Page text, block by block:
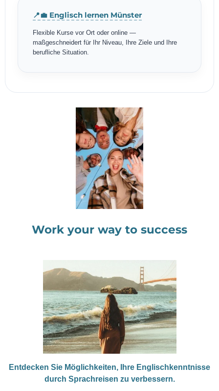
📍💼 Englisch lernen Münster
Flexible Kurse vor Ort oder online —
maßgeschneidert für Ihr Niveau, Ihre Ziele und Ihre
berufliche Situation.
Work your way to success
Entdecken Sie Möglichkeiten, Ihre Englischkenntnisse
durch Sprachreisen zu verbessern.